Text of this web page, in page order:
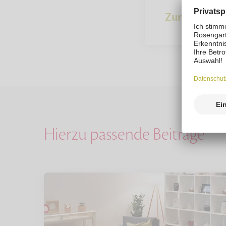
Zur
Hierzu passende Beiträge